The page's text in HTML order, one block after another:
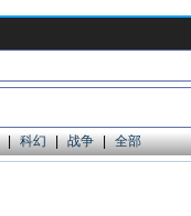
| 科幻 | 战争 | 全部